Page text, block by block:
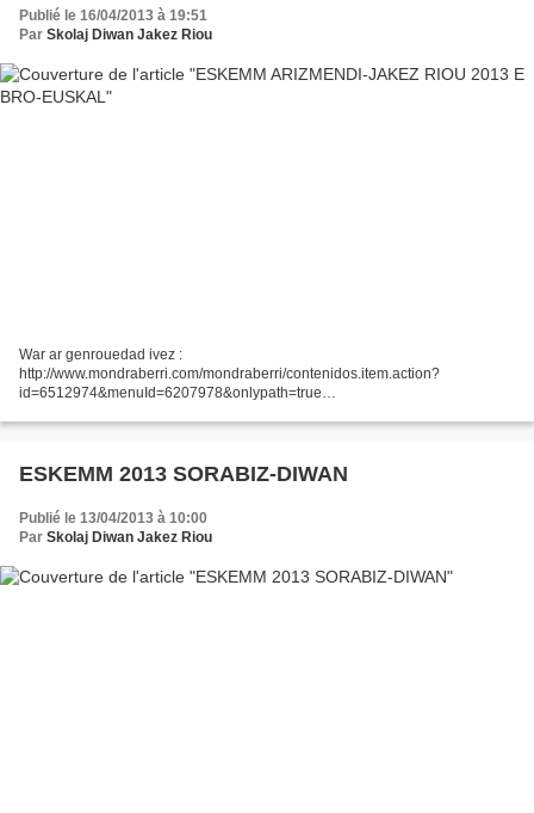
Publié le 16/04/2013 à 19:51
Par Skolaj Diwan Jakez Riou
War ar genrouedad ivez :
http://www.mondraberri.com/mondraberri/contenidos.item.action?
id=6512974&menuId=6207978&onlypath=true
digudenn e oamp degouezhet da 7 eur hanter diouzh an abardaez...
ESKEMM 2013 SORABIZ-DIWAN
Publié le 13/04/2013 à 10:00
Par Skolaj Diwan Jakez Riou